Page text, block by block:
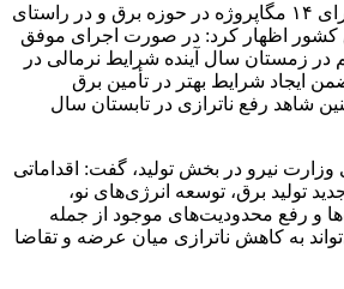
وزیر نیرو با اشاره به اجرای ۱۴ مگاپروژه در حوزه برق و در راستای
کشور اظهار کرد: در صورت اجرای موفق
در زمستان سال آینده شرایط نرمالی در
ایجاد شرایط بهتر در تأمین برق
شاهد رفع ناترازی در تابستان سال
وزارت نیرو در بخش تولید، گفت: اقداماتی
تولید برق، توسعه انرژی‌های نو،
و رفع محدودیت‌های موجود از جمله
به کاهش ناترازی میان عرضه و تقاضا